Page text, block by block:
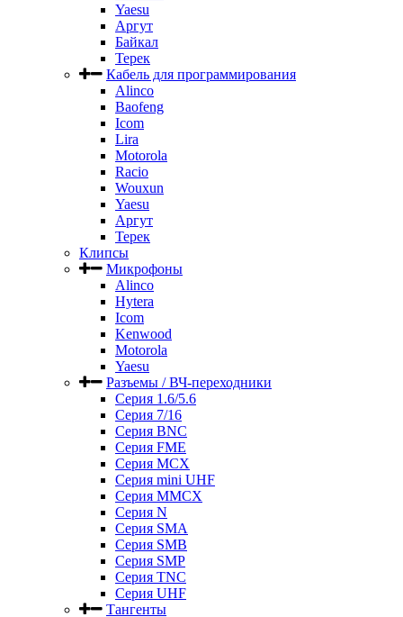
Yaesu
Аргут
Байкал
Терек
Кабель для программирования
Alinco
Baofeng
Icom
Lira
Motorola
Racio
Wouxun
Yaesu
Аргут
Терек
Клипсы
Микрофоны
Alinco
Hytera
Icom
Kenwood
Motorola
Yaesu
Разъемы / ВЧ-переходники
Серия 1.6/5.6
Серия 7/16
Серия BNC
Серия FME
Серия MCX
Серия mini UHF
Серия MMCX
Серия N
Серия SMA
Серия SMB
Серия SMP
Серия TNC
Серия UHF
Тангенты